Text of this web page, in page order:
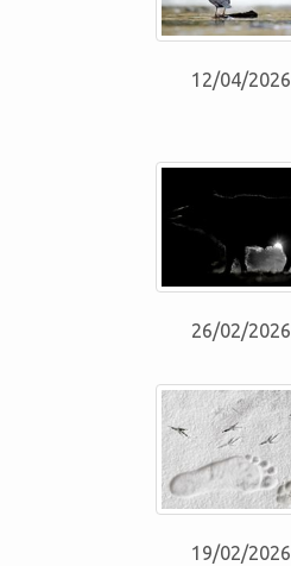
12/04/2026
26/02/2026
19/02/2026